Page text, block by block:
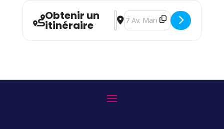
Obtenir un
itinéraire
Address - Exposition « Parfums
Destination Address -